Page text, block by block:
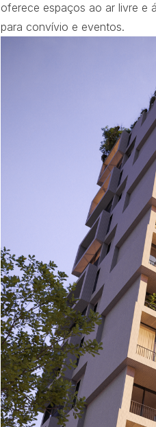
oferece espaços ao ar livre e
para convívio e eventos.